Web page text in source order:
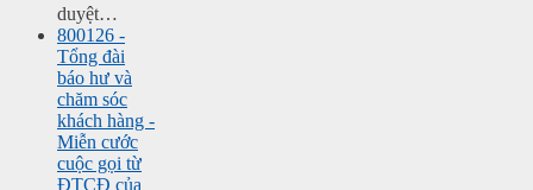
duyệt…
800126 -
Tổng đài
báo hư và
chăm sóc
khách hàng -
Miễn cước
cuộc gọi từ
ĐTCĐ của